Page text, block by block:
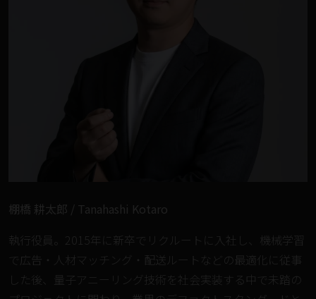
棚橋 耕太郎 / Tanahashi Kotaro
執行役員。2015年に新卒でリクルートに入社し、機械学習
で広告・人材マッチング・配送ルートなどの最適化に従事
した後、量子アニーリング技術を社会実装する中で未踏の